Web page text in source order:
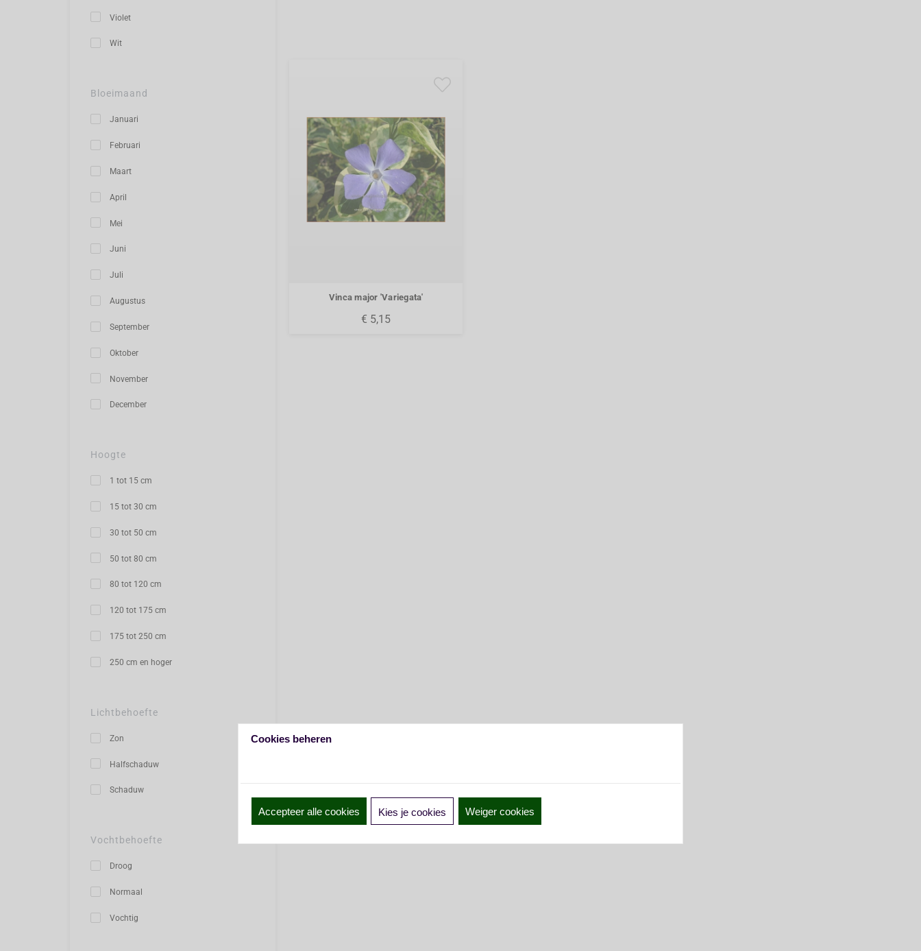
Violet
Wit
Bloeimaand
Januari
Februari
Maart
April
Mei
Juni
Juli
Augustus
September
Oktober
November
December
Hoogte
1 tot 15 cm
15 tot 30 cm
30 tot 50 cm
50 tot 80 cm
80 tot 120 cm
120 tot 175 cm
175 tot 250 cm
250 cm en hoger
Lichtbehoefte
Zon
Halfschaduw
Schaduw
Vochtbehoefte
Droog
Normaal
Vochtig
Vinca major 'Variegata'
€ 5,15
Cookies beheren
Accepteer alle cookies Kies je cookies Weiger cookies